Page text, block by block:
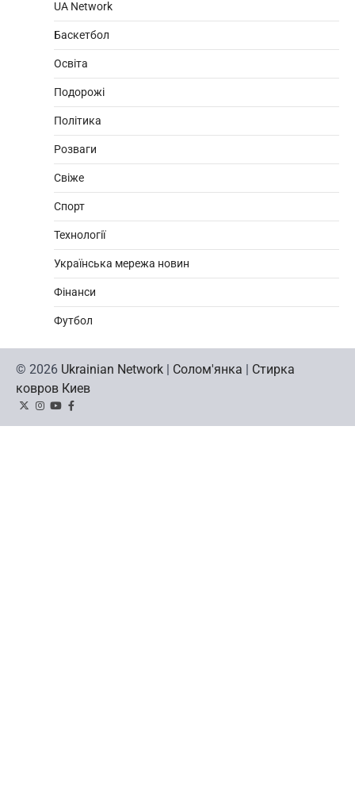
UA Network
Баскетбол
Освіта
Подорожі
Політика
Розваги
Свіже
Спорт
Технології
Українська мережа новин
Фінанси
Футбол
© 2026 Ukrainian Network Солом'янка
Стирка
ковров Киев
TwitterInstagram
YouTubeFacebook